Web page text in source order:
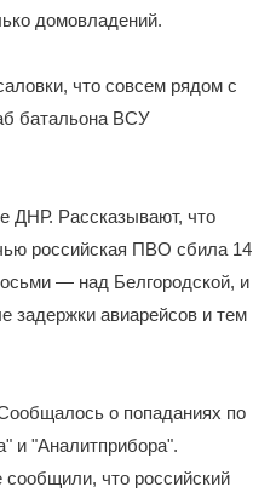
домовладений.
что совсем рядом с
батальона ВСУ
ДНР. Рассказывают, что
российская ПВО сбила 14
— над Белгородской, и
задержки авиарейсов и тем
о попаданиях по
и "Аналитприбора".
что российский